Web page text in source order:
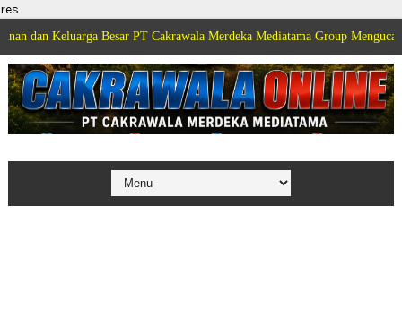
res
Besar PT Cakrawala Merdeka Mediatama Group Mengucapkan